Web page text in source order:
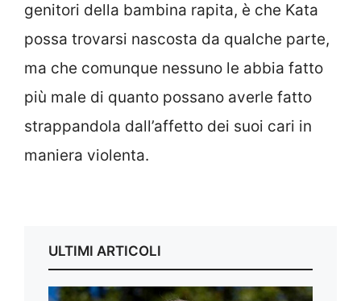
genitori della bambina rapita, è che Kata
possa trovarsi nascosta da qualche parte,
ma che comunque nessuno le abbia fatto
più male di quanto possano averle fatto
strappandola dall’affetto dei suoi cari in
maniera violenta.
ULTIMI ARTICOLI